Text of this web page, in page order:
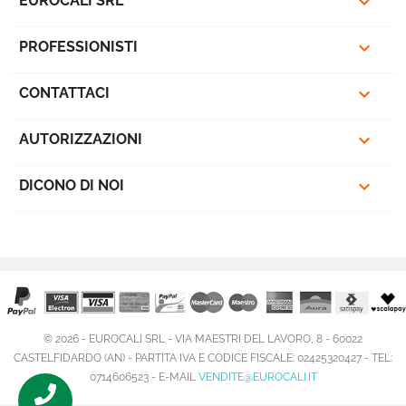
favorite_border
PROFESSIONISTI 
CONTATTACI 
AUTORIZZAZIONI 
DICONO DI NOI 
© 2026 - EUROCALI SRL - VIA MAESTRI DEL LAVORO, 8 - 60022
CASTELFIDARDO (AN) - PARTITA IVA E CODICE FISCALE: 02425320427 - TEL:
0714606523 - E-MAIL VENDITE@EUROCALI.IT